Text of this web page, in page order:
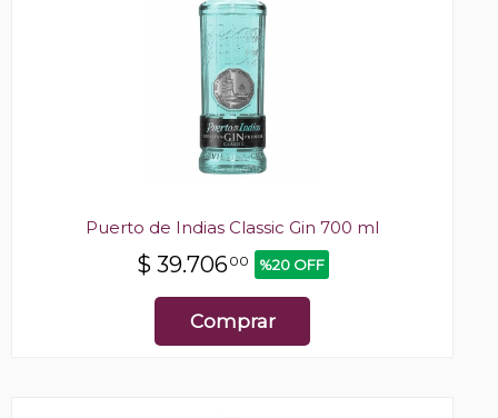
Puerto de Indias Classic Gin 700 ml
$ 39.70600 %20 OFF
Comprar